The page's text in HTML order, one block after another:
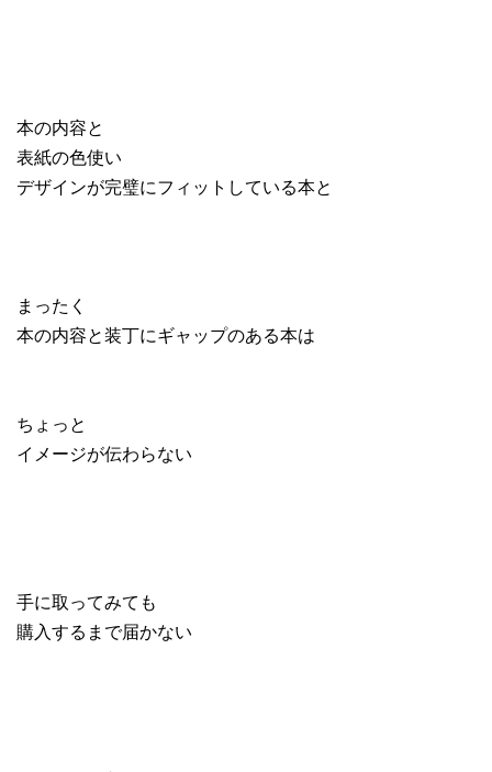
本の内容と
表紙の色使い
デザインが完璧にフィットしている本と
まったく
本の内容と装丁にギャップのある本は
ちょっと
イメージが伝わらない
手に取ってみても
購入するまで届かない